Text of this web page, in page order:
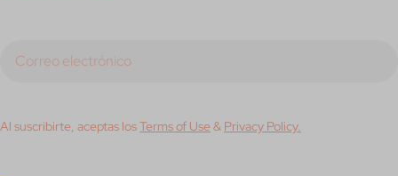
Al suscribirte, aceptas losTerms of Use & Privacy Policy.